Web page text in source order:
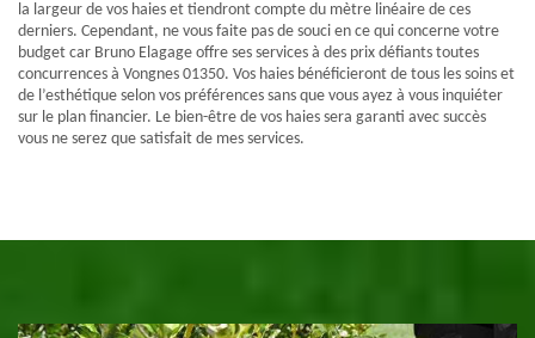
la largeur de vos haies et tiendront compte du mètre linéaire de ces
derniers. Cependant, ne vous faite pas de souci en ce qui concerne votre
budget car Bruno Elagage offre ses services à des prix défiants toutes
concurrences à Vongnes 01350. Vos haies bénéficieront de tous les soins et
de l’esthétique selon vos préférences sans que vous ayez à vous inquiéter
sur le plan financier. Le bien-être de vos haies sera garanti avec succès
vous ne serez que satisfait de mes services.